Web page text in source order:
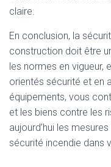
claire.
En conclusion, la
construction doit être
les normes en vigueur,
orientés sécurité et en
équipements, vous
et les biens contre les
aujourd’hui les
sécurité incendie dans